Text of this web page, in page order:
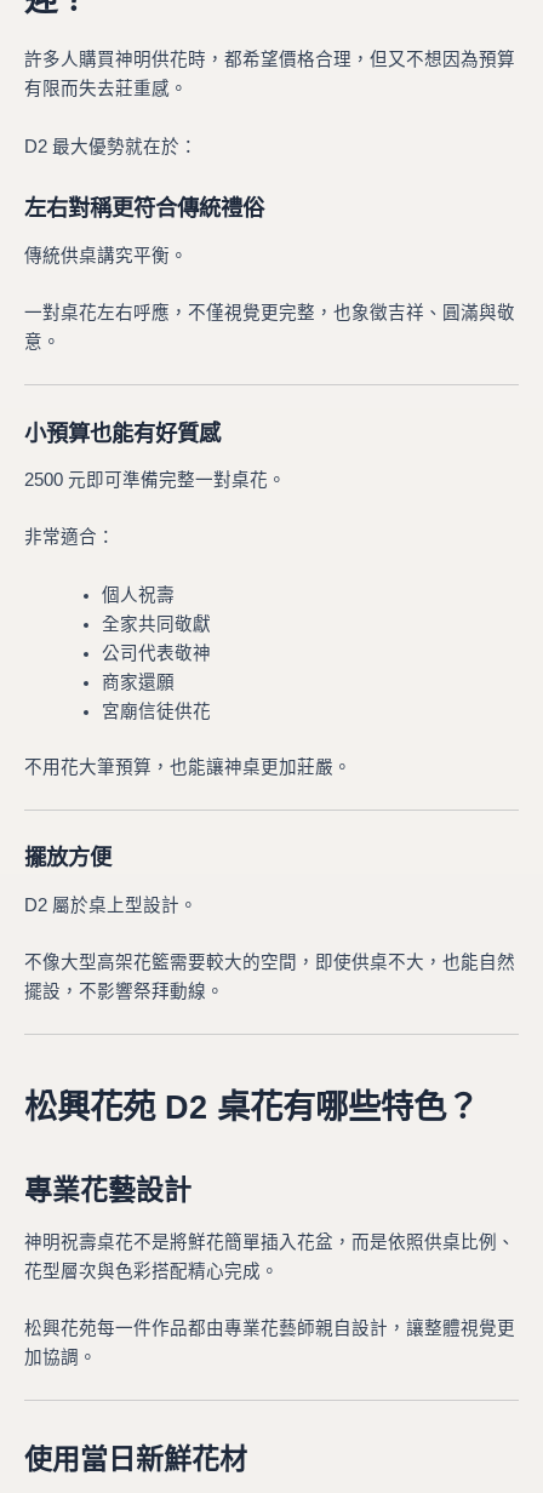
許多人購買神明供花時，都希望價格合理，但又不想因為預算
有限而失去莊重感。
D2 最大優勢就在於：
左右對稱更符合傳統禮俗
傳統供桌講究平衡。
一對桌花左右呼應，不僅視覺更完整，也象徵吉祥、圓滿與敬
意。
小預算也能有好質感
2500 元即可準備完整一對桌花。
非常適合：
個人祝壽
全家共同敬獻
公司代表敬神
商家還願
宮廟信徒供花
不用花大筆預算，也能讓神桌更加莊嚴。
擺放方便
D2 屬於桌上型設計。
不像大型高架花籃需要較大的空間，即使供桌不大，也能自然
擺設，不影響祭拜動線。
松興花苑 D2 桌花有哪些特色？
專業花藝設計
神明祝壽桌花不是將鮮花簡單插入花盆，而是依照供桌比例、
花型層次與色彩搭配精心完成。
松興花苑每一件作品都由專業花藝師親自設計，讓整體視覺更
加協調。
使用當日新鮮花材